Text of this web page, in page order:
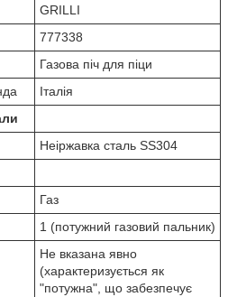
GRILLI
777338
Газова піч для піци
Італія
Неіржавка сталь SS304
Газ
1 (потужний газовий пальник)
Не вказана явно
(характеризується як
"потужна", що забезпечує